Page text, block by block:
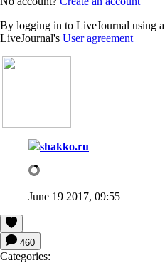
By logging in to LiveJournal using
LiveJournal's User agreement
shakko.ru
June 19 2017, 09:55
460
Categories: